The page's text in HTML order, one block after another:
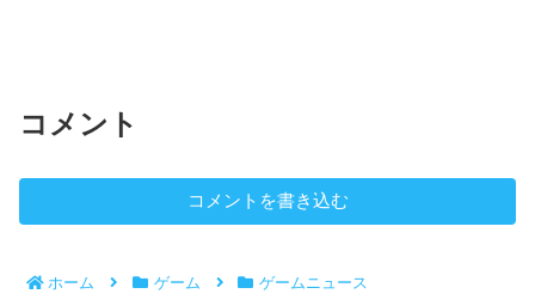
コメント
コメントを書き込む
ホーム ゲーム ゲームニュース